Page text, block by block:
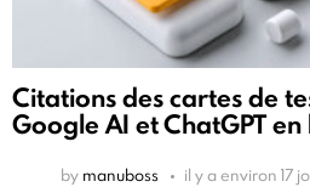
Citations des cartes de
Google AI et ChatGPT en
by manuboss il y a environ 17